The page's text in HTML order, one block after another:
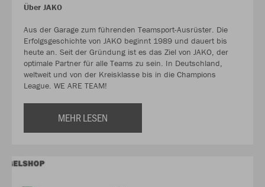
Über JAKO
Aus der Garage zum führenden Teamsport-Ausrüster. Die
Erfolgsgeschichte von JAKO beginnt 1989 und dauert bis
heute an. Seit der Gründung ist es das Ziel von JAKO, der
optimale Partner für alle Teams zu sein. In Deutschland,
weltweit und von der Kreisklasse bis in die Champions
League. WE ARE TEAM!
MEHR LESEN